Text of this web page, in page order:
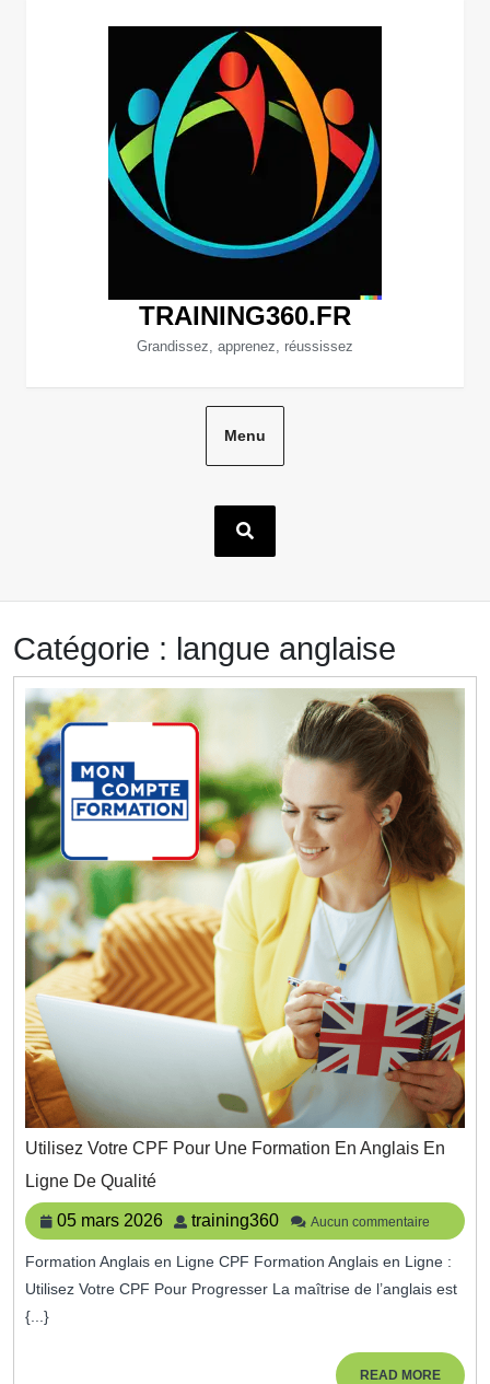
TRAINING360.FR
Grandissez, apprenez, réussissez
Menu
Catégorie : langue anglaise
Utilisez Votre CPF Pour Une Formation En Anglais En
Ligne De Qualité
CPF
Pour
Une
Formation
En
05 mars 2026
05
mars
2026
training360 training360
Aucun commentaire
Formation Anglais en Ligne CPF Formation Anglais en Ligne :
Utilisez Votre CPF Pour Progresser La maîtrise de l’anglais est
{...}
READ MOREREAD